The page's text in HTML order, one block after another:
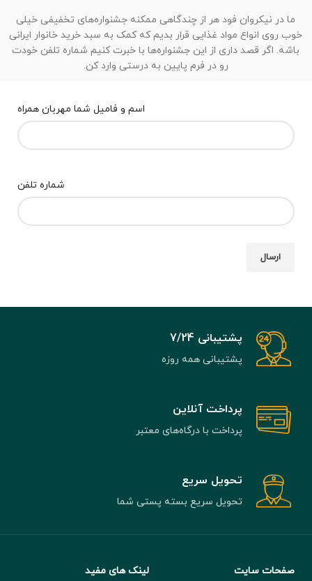
ما در نیکروان فود هر از چندگاهی ممکنه جشنواره‌های تخفیفی خیلی
خوب روی انواع مواد غذایی قرار بدیم که کمک به سبد خرید خانوار ایرانی
باشه. اگر قصد داری از این جشنواره‌ها با خبرت کنیم شماره تلفن خودت
رو در فرم پایین به درستی وارد کن.
اسم و فامیل شما مهربان همراه
شماره تلفن
پشتیبانی 7/24
پشتیبانی همه روزه
پرداخت آنلاین
پرداخت با درگاه‌های معتبر
تحویل سریع
تحویل سریع بسته پستی شما
صفحات سایت
لینک های مفید